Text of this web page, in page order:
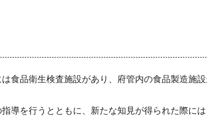
食品衛生検査施設があり、府管内の食品製造
導を行うとともに、新たな知見が得られた際に